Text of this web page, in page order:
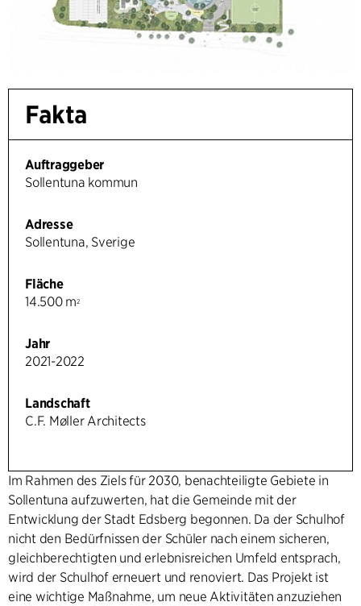
Fakta
Auftraggeber
Sollentuna kommun
Adresse
Sollentuna, Sverige
Fläche
14.500 m2
Jahr
2021-2022
Landschaft
C.F. Møller Architects
Im Rahmen des Ziels für 2030, benachteiligte Gebiete in
Sollentuna aufzuwerten, hat die Gemeinde mit der
Entwicklung der Stadt Edsberg begonnen. Da der Schulhof
nicht den Bedürfnissen der Schüler nach einem sicheren,
gleichberechtigten und erlebnisreichen Umfeld entsprach,
wird der Schulhof erneuert und renoviert. Das Projekt ist
eine wichtige Maßnahme, um neue Aktivitäten anzuziehen